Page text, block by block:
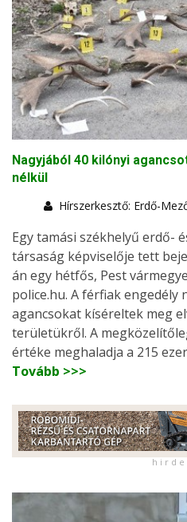
Nagyjából 40 kilónyi
nélkül
Hírszerkesztő: Erdő-
Egy tamási székhelyű erdő-
társaság képviselője tett
án egy hétfős, Pest
police.hu. A férfiak
agancsokat kíséreltek meg
területükről. A
értéke meghaladja a 215
Tovább >>>
h i r d e